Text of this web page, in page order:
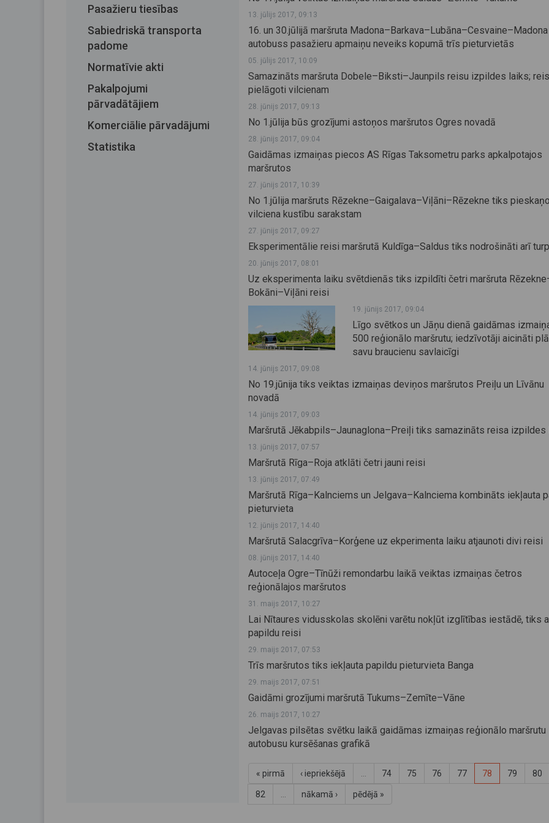
Pasažieru tiesības
Sabiedriskā transporta
padome
Normatīvie akti
Pakalpojumi
pārvadātājiem
Komerciālie pārvadājumi
Statistika
13. jūlijs 2017, 09:13
16. un 30.jūlijā maršruta Madona–Barkava–Lubāna–Cesvaine–Madona
autobuss pasažieru apmaiņu neveiks kopumā trīs pieturvietās
05. jūlijs 2017, 10:09
Samazināts maršruta Dobele–Biksti–Jaunpils reisu izpildes laiks;
pielāgoti vilcienam
28. jūnijs 2017, 09:13
No 1.jūlija būs grozījumi astoņos maršrutos Ogres novadā
28. jūnijs 2017, 09:04
Gaidāmas izmaiņas piecos AS Rīgas Taksometru parks apkalpotajos
maršrutos
27. jūnijs 2017, 10:39
No 1.jūlija maršruts Rēzekne–Gaigalava–Viļāni–Rēzekne tiks
vilciena kustību sarakstam
27. jūnijs 2017, 09:27
Eksperimentālie reisi maršrutā Kuldīga–Saldus tiks nodrošināti arī
20. jūnijs 2017, 08:01
Uz eksperimenta laiku svētdienās tiks izpildīti četri maršruta
Bokāni–Viļāni reisi
19. jūnijs 2017, 09:04
Līgo svētkos un Jāņu dienā gaidāmas
500 reģionālo maršrutu; iedzīvotāji aicināti
savu braucienu savlaicīgi
14. jūnijs 2017, 09:08
No 19.jūnija tiks veiktas izmaiņas deviņos maršrutos Preiļu un Līvānu
novadā
14. jūnijs 2017, 09:03
Maršrutā Jēkabpils–Jaunaglona–Preiļi tiks samazināts reisa izpildes
13. jūnijs 2017, 07:57
Maršrutā Rīga–Roja atklāti četri jauni reisi
13. jūnijs 2017, 07:49
Maršrutā Rīga–Kalnciems un Jelgava–Kalnciema kombināts iekļauta
pieturvieta
12. jūnijs 2017, 14:40
Maršrutā Salacgrīva–Korģene uz ekperimenta laiku atjaunoti divi reisi
08. jūnijs 2017, 14:40
Autoceļa Ogre–Tīnūži remondarbu laikā veiktas izmaiņas četros
reģionālajos maršrutos
31. maijs 2017, 10:27
Lai Nītaures vidusskolas skolēni varētu nokļūt izglītības iestādē, tiks
papildu reisi
29. maijs 2017, 07:53
Trīs maršrutos tiks iekļauta papildu pieturvieta Banga
29. maijs 2017, 07:51
Gaidāmi grozījumi maršrutā Tukums–Zemīte–Vāne
26. maijs 2017, 10:27
Jelgavas pilsētas svētku laikā gaidāmas izmaiņas reģionālo maršrutu
autobusu kursēšanas grafikā
« pirmā ‹ iepriekšējā 74 75 76 77 78 79 80
82 nākamā › pēdējā »